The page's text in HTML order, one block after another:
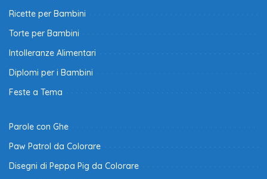
Ricette per Bambini
Torte per Bambini
Intolleranze Alimentari
Diplomi per i Bambini
Feste a Tema
Parole con Ghe
Paw Patrol da Colorare
Disegni di Peppa Pig da Colorare